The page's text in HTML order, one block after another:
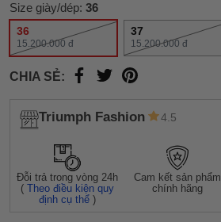
Size giày/dép: 36
36
15.200.000 đ
37
15.200.000 đ
CHIA SẺ:
Triumph Fashion 4.5
Đỗi trả trong vòng 24h
(Theo điều kiện quy
định cụ thể )
Cam kết sản phẩm
chính hãng